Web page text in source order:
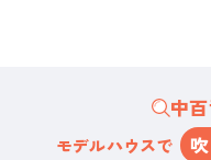
中
モデルハウスで